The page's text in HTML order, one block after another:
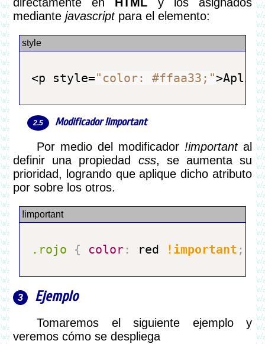
mediante javascriptpara el elemento:
<p style="color: #ffaa33;"
Modificador!important
Por medio del modificador !importantal
definir una propiedad css, se aumenta su
prioridad, logrando que aplique dicho atributo
por sobre los otros.
.rojo { color : red !important ; }
Ejemplo
Tomaremos el siguiente ejemplo y
veremos cómo se despliega